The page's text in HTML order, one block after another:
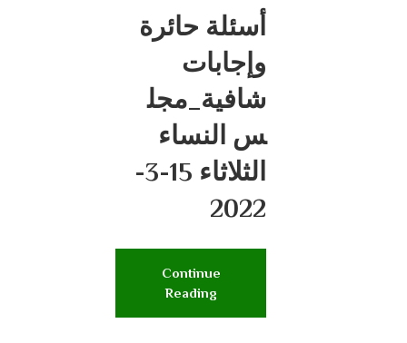
أسئلة حائرة
وإجابات
شافية_مجل
س النساء
الثلاثاء 15-3-
2022
Continue
Reading